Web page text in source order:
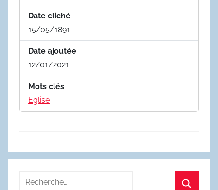
Date cliché
15/05/1891
Date ajoutée
12/01/2021
Mots clés
Eglise
Recherche